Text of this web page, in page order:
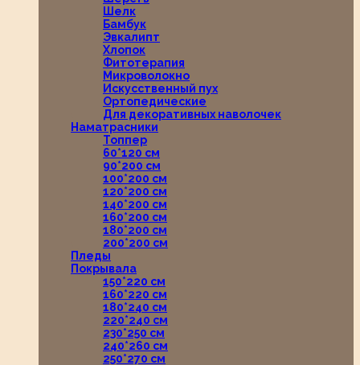
Шелк
Бамбук
Эвкалипт
Хлопок
Фитотерапия
Микроволокно
Искусственный пух
Ортопедические
Для декоративных наволочек
Наматрасники
Топпер
60*120 см
90*200 см
100*200 см
120*200 см
140*200 см
160*200 см
180*200 см
200*200 см
Пледы
Покрывала
150*220 см
160*220 см
180*240 см
220*240 см
230*250 см
240*260 см
250*270 см